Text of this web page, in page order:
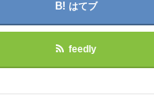
はてブ
feedly